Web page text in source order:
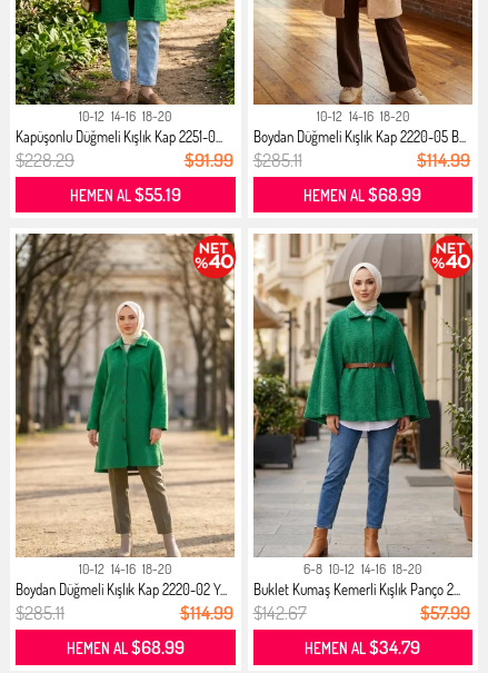
10-12 14-16 18-20
Kapüşonlu Düğmeli Kışlık Kap 2251-0...
$228.29 $91.99
HEMEN AL$55.19
10-12 14-16 18-20
Boydan Düğmeli Kışlık Kap 2220-05 B...
$285.11 $114.99
HEMEN AL$68.99
10-12 14-16 18-20
Boydan Düğmeli Kışlık Kap 2220-02 Y...
$285.11 $114.99
HEMEN AL$68.99
6-8 10-12 14-16 18-20
Buklet Kumaş Kemerli Kışlık Panço 2...
$142.67 $57.99
HEMEN AL$34.79